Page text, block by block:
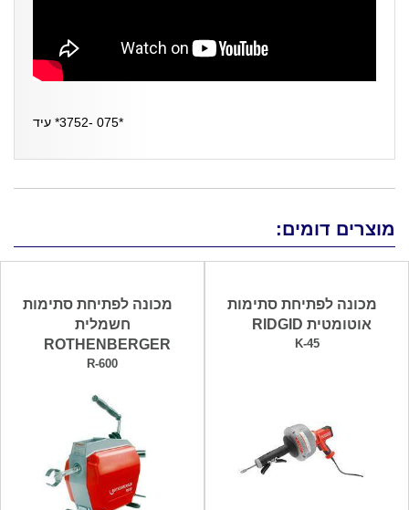
*075 -3752* עיד
מוצרים דומים:
מכונה לפתיחת סתימות
אוטומטית RIDGID
K-45
מכונה לפתיחת סתימות
חשמלית
ROTHENBERGER
R-600